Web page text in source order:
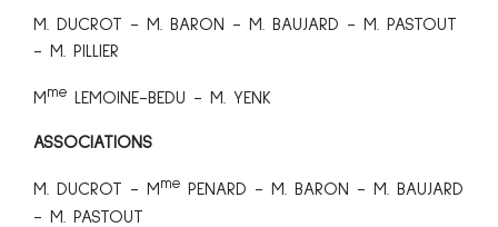
M. DUCROT - M. BARON - M. BAUJARD - M. PASTOUT
- M. PILLIER
M me LEMOINE-BEDU - M. YENK
ASSOCIATIONS
M. DUCROT - M me
PENARD - M. BARON - M. BAUJARD
- M. PASTOUT